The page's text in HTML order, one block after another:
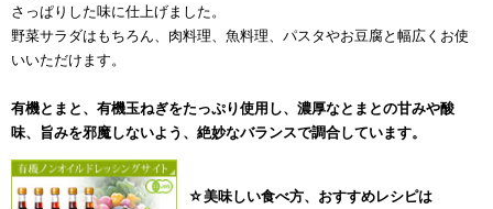
さっぱりした味に仕上げました。
野菜サラダはもちろん、肉料理、魚料理、パスタやお豆腐と幅広くお使
いいただけます。
有機とまと、有機玉ねぎをたっぷり使用し、濃厚なとまとの甘みや酸
味、旨みを邪魔しないよう、絶妙なバランスで調合しています。
☆美味しい食べ方、おすすめレシピは